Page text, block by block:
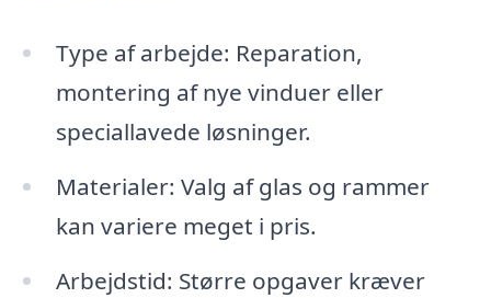
Type af arbejde: Reparation,
montering af nye vinduer eller
speciallavede løsninger.
Materialer: Valg af glas og rammer
kan variere meget i pris.
Arbejdstid: Større opgaver kræver